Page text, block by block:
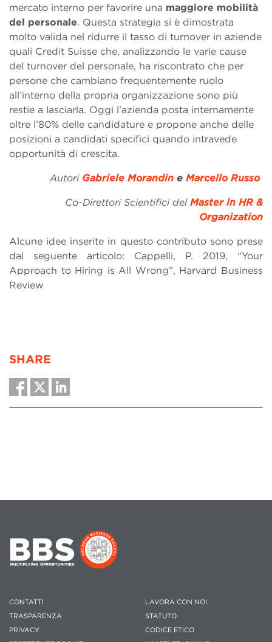
mercato interno per favorire una maggiore mobilità
del personale. Questa strategia si è dimostrata
molto valida nel ridurre il tasso di turnover in aziende
quali Credit Suisse che, analizzando le varie cause
del turnover del personale, ha riscontrato che per
persone che cambiano frequentemente ruolo
all’interno della propria organizzazione sono più
restie a lasciarla. Oggi l’azienda posta internamente
oltre l’80% delle candidature e propone anche delle
posizioni a candidati specifici quando intravede
opportunità di crescita.
Autori Gabriele Morandin e Marcello Russo
Co-Direttori Scientifici del Master in HR &
Organization
Alcune idee inserite in questo contributo sono prese
dal seguente articolo: Cappelli, P. 2019, “Your
Approach to Hiring is All Wrong”, Harvard Business
Review
SHARE
CONTATTI
TRASPARENZA
PRIVACY
LAVORA CON NOI
STATUTO
CODICE ETICO